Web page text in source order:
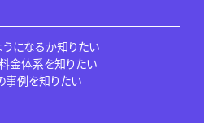
になるか知りたい
金体系を知りたい
事例を知りたい